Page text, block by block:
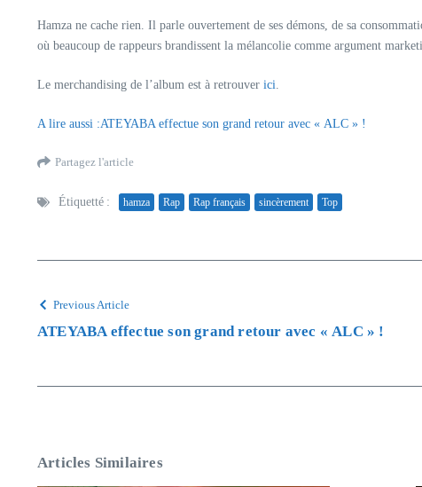
Hamza ne cache rien. Il parle ouvertement de ses démons, de sa
où beaucoup de rappeurs brandissent la mélancolie comme argument
Le merchandising de l’album est à retrouver ici.
A lire aussi :ATEYABA effectue son grand retour avec « ALC » !
Partagez l'article
Étiquetté : hamza Rap Rap français sincèrement Top
Previous Article
ATEYABA effectue son grand retour avec « ALC » !
Articles Similaires